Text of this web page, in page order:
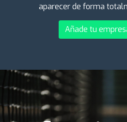
aparecer de forma
Añade tu